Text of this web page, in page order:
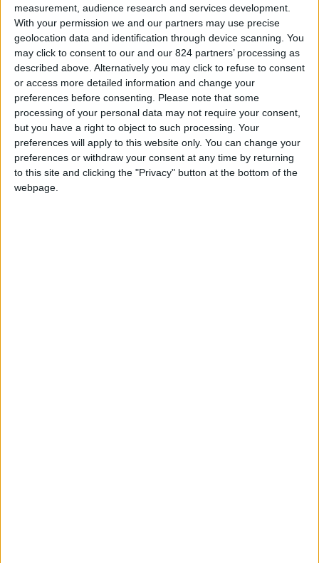
measurement, audience research and services development.
With your permission we and our partners may use precise
geolocation data and identification through device scanning. You
may click to consent to our and our 824 partners’ processing as
described above. Alternatively you may click to refuse to consent
or access more detailed information and change your
preferences before consenting.
Please note that some
processing of your personal data may not require your consent,
but you have a right to object to such processing. Your
preferences will apply to this website only. You can change your
preferences or withdraw your consent at any time by returning
to this site and clicking the "Privacy" button at the bottom of the
webpage.
Attraversare l’Oceano per trasferirsi nel paese a
stelle e strisce rimane dunque il desiderio ancora
per molte persone in cerca soprattutto di
opportunità e di fortuna. Come raccontavamo un
po’ di tempo fa inun altro nostro articolo
l’economia statunitense, evidenzia grande
ottimismo e dinamismo occupazionale. Trovare
una prima occupazione qui non è difficile. Più
complicate le pratiche per i permessi di